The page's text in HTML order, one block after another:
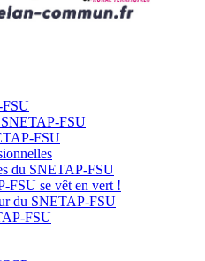
FSU
SNETAP-FSU
FSU
du SNETAP-FSU
FSU se vêt en vert !
du SNETAP-FSU
FSU